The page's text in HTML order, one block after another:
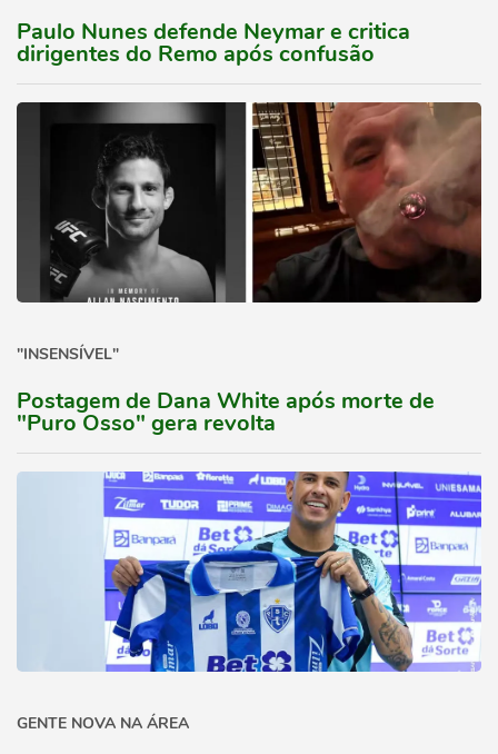
Paulo Nunes defende Neymar e critica
dirigentes do Remo após confusão
"INSENSÍVEL"
Postagem de Dana White após morte de
"Puro Osso" gera revolta
GENTE NOVA NA ÁREA